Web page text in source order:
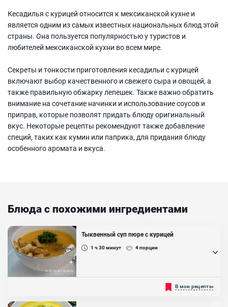
Кесадилья с курицей относится к мексиканской кухне и
является одним из самых известных национальных блюд этой
страны. Она пользуется популярностью у туристов и
любителей мексиканской кухни во всем мире.
Секреты и тонкости приготовления кесадильи с курицей
включают выбор качественного и свежего сыра и овощей, а
также правильную обжарку лепешек. Также важно обратить
внимание на сочетание начинки и использование соусов и
приправ, которые позволят придать блюду оригинальный
вкус. Некоторые рецепты рекомендуют также добавление
специй, таких как кумин или паприка, для придания блюду
особенного аромата и вкуса.
Блюда с похожими ингредиентами
Тыквенный суп пюре с курицей
1 ч 30минут 4порции
Предлагаем вам попробовать приготовить тыквенный суп - пюре
с курицей по классическому рецепту. Это блюдо содержит в себе
много витаминов, потому что в нём присутствуют полезные для
В мои рецепты